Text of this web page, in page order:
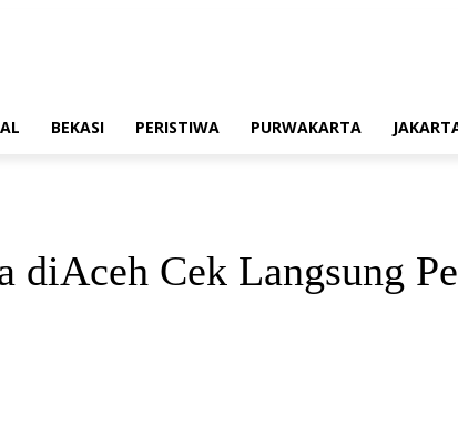
BEKASI PERISTIWA PURWAKARTA
Cek Langsung